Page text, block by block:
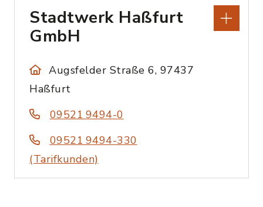
Stadtwerk Haßfurt
GmbH
Augsfelder Straße 6, 97437
Haßfurt
09521 9494-0
09521 9494-330
(Tarifkunden)